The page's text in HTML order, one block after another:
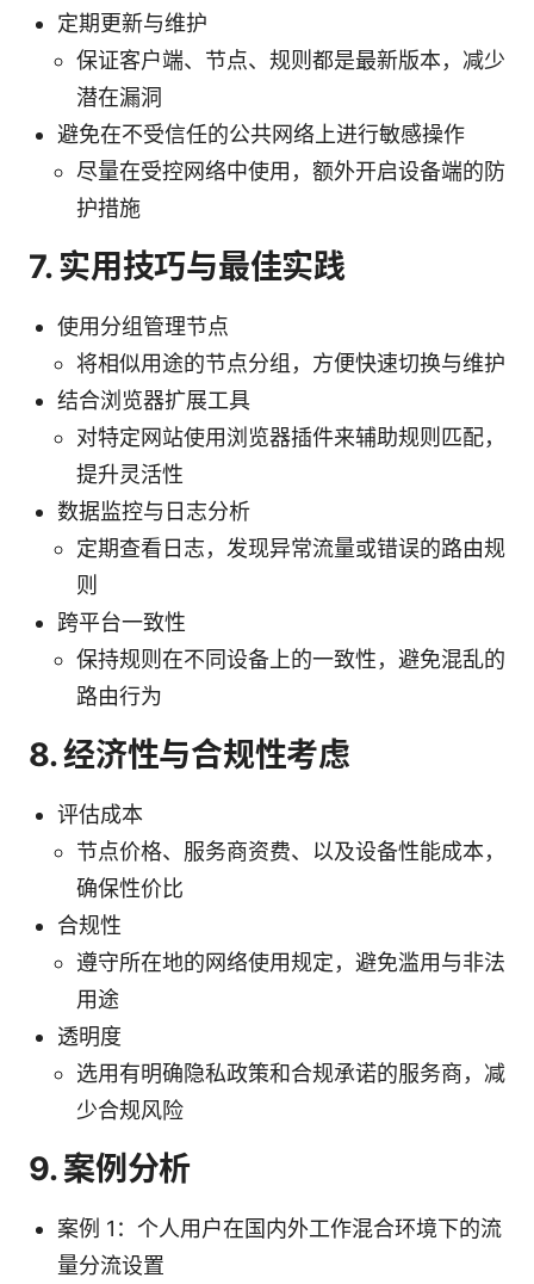
定期更新与维护
保证客户端、节点、规则都是最新版本，减少
潜在漏洞
避免在不受信任的公共网络上进行敏感操作
尽量在受控网络中使用，额外开启设备端的防
护措施
7. 实用技巧与最佳实践
使用分组管理节点
将相似用途的节点分组，方便快速切换与维护
结合浏览器扩展工具
对特定网站使用浏览器插件来辅助规则匹配，
提升灵活性
数据监控与日志分析
定期查看日志，发现异常流量或错误的路由规
则
跨平台一致性
保持规则在不同设备上的一致性，避免混乱的
路由行为
8. 经济性与合规性考虑
评估成本
节点价格、服务商资费、以及设备性能成本，
确保性价比
合规性
遵守所在地的网络使用规定，避免滥用与非法
用途
透明度
选用有明确隐私政策和合规承诺的服务商，减
少合规风险
9. 案例分析
案例 1：个人用户在国内外工作混合环境下的流
量分流设置